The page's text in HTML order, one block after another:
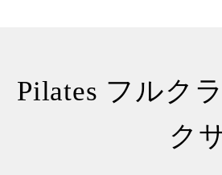
Pilates フルク
ク